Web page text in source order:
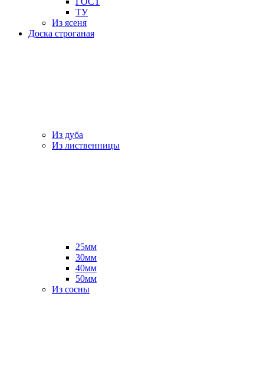
ТУ
Из ясеня
Доска строганая
Из дуба
Из лиственницы
25мм
30мм
40мм
50мм
Из сосны